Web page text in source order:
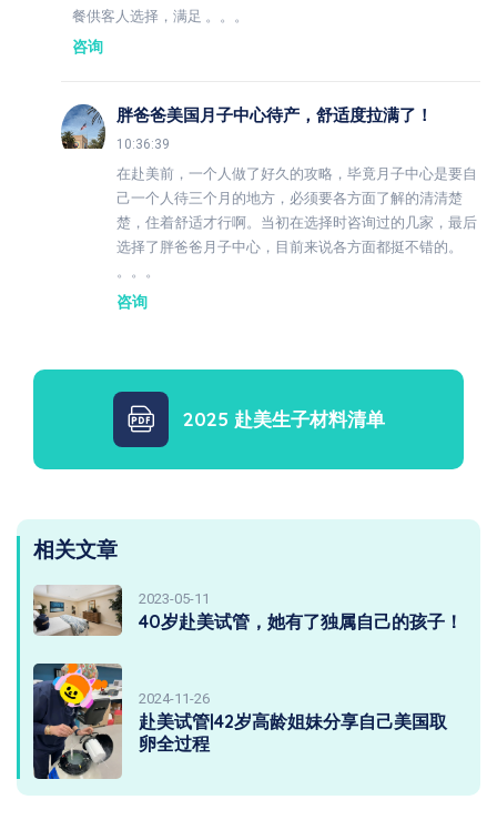
餐供客人选择，满足 。。。
咨询
胖爸爸美国月子中心待产，舒适度拉满了！
10:36:39
在赴美前，一个人做了好久的攻略，毕竟月子中心是要自
己一个人待三个月的地方，必须要各方面了解的清清楚
楚，住着舒适才行啊。当初在选择时咨询过的几家，最后
选择了胖爸爸月子中心，目前来说各方面都挺不错的。
。。。
咨询
2025 赴美生子材料清单
相关文章
2023-05-11
40岁赴美试管，她有了独属自己的孩子！
2024-11-26
赴美试管|42岁高龄姐妹分享自己美国取
卵全过程